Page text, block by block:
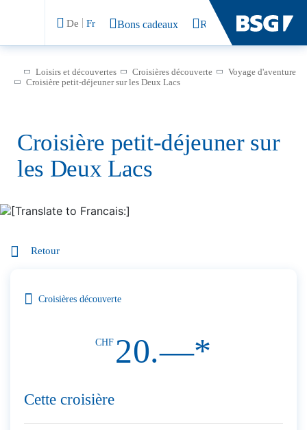
De Fr Bons cadeaux Rechercher
Loisirs et découvertes Croisières découverte
Voyage d'aventure
Croisière petit-déjeuner sur les Deux Lacs
Croisière petit-déjeuner sur
les Deux Lacs
Retour
Croisières découverte
CHF 20.—*
Cette croisière